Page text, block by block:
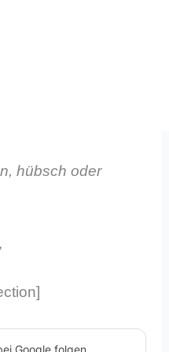
hübsch oder
Google folgen